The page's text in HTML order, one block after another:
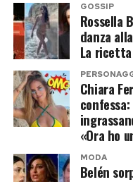
temi più delicati del
governance
quando parla, le
passano
Post Views: 226
molto disciplinato.
Cristiano Jr. è
Cristiano
A catturare davvero
stato Cristiano Jr. Il
portoghese, che ha
ormai
GOSSIP
Rossella
danza
La
Chiara
«Ora ho
MODA
Belén